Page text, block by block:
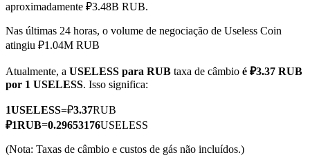
TradFi
Derivativos de ações, câmbio, metais preciosos e commodities
aproximadamente ₽3.48B RUB.
Nas últimas 24 horas, o volume de negociação de Useless Coin
atingiu ₽1.04M RUB
Atualmente, a USELESS para RUB taxa de câmbio é ₽3.37 RUB
por 1 USELESS. Isso significa:
1USELESS=₽3.37RUB
₽1RUB=0.29653176USELESS
(Nota: Taxas de câmbio e custos de gás não incluídos.)